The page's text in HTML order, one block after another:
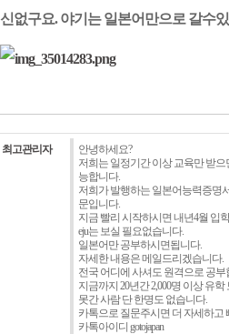
신없구요. 야기는 일본어만으로 갈수
최고관리자
안녕하세요?
저희는 일정기간 이상 교육만 받
능합니다.
저희가 발행하는 일본어능력증명
문입니다.
지금 빨리 시작하시면 내년4월 입
eju는 보실 필요없습니다.
일본어만 공부하시면됩니다.
자세한 내용은 메일드리겠습니다.
전국 어디에 사셔도 원격으로 공부
지금까지 20년간 2,000명 이상 유
못간 사람 단 한명도 없습니다.
카톡으로 질문주시면 더 자세하고
카톡아이디 gotojapan